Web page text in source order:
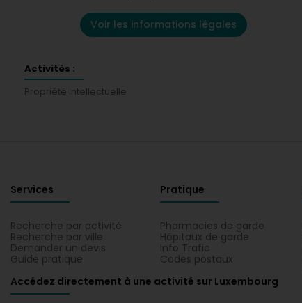
Voir les informations légales
Activités :
Propriété Intellectuelle
Services
Recherche par activité
Recherche par ville
Demander un devis
Guide pratique
Pratique
Pharmacies de garde
Hôpitaux de garde
Info Trafic
Codes postaux
Accédez directement à une activité sur Luxembourg